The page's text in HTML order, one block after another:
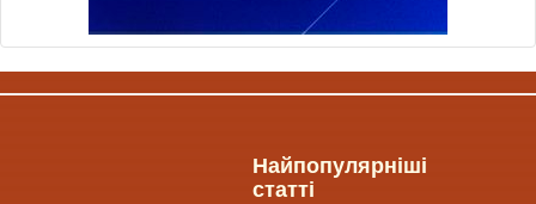
Найпопулярніші
статті